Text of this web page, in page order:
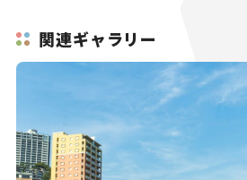
関連ギャラリー